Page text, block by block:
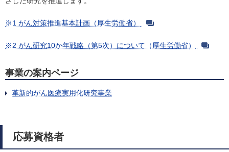
※1 がん対策推進基本計画（厚生労働省）
※2 がん研究10か年戦略（第5次）について（厚生労働省）
事業の案内ページ
革新的がん医療実用化研究事業
応募資格者